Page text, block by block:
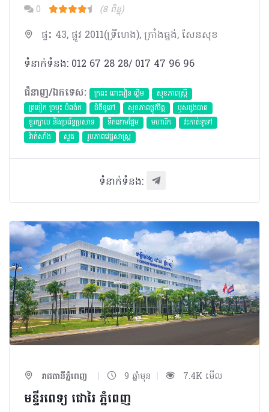
0 (8 ពិន្ទុ)
ផ្ទះ 43, ផ្លូវ 2011(ទ្រីហេង), ក្រាំងធ្នង់, សែនសុខ
ទំនាក់ទំនង: 012 67 28 28/ 017 47 96 96
ជំនាញ/ឯកទេស:
ក្រពះ ពោះវៀន ថ្លើម
សុខភាពស្រ្តី
ត្រចៀក ច្រមុះ បំពង់ក
ជំងឺទូទៅ សុខភាពផ្លូវចិត្ត
ឫសដូងបាត
ខួរក្បាល និងប្រព័ន្ធប្រសាទ
ទឹកនោមផ្អែម មហារីក​
វះកាត់ទូទៅ
វ៉ាក់សាំង
សួត ​រូបភាពវេជ្ជសាស្រ្ត
ទំនាក់ទំនង:
រាជធានីភ្នំពេញ | 9 ឆ្នាំមុន | 7.4K មើល
មន្ទីរពេទ្យ ជោរៃ ភ្នំពេញ